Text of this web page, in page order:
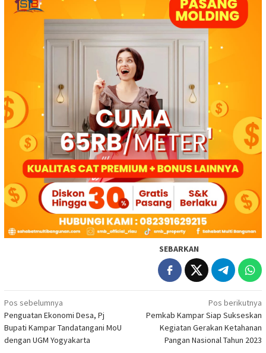
SEBARKAN
Navigasi
pos
Pos sebelumnya
Penguatan Ekonomi Desa, Pj
Bupati Kampar Tandatangani MoU
dengan UGM Yogyakarta
Pos berikutnya
Pemkab Kampar Siap Sukseskan
Kegiatan Gerakan Ketahanan
Pangan Nasional Tahun 2023